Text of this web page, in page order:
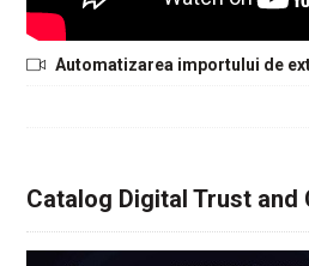
Automatizarea importului de
Catalog Digital Trust and